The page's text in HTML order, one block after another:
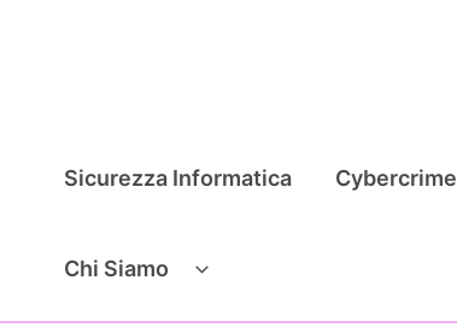
Sicurezza Informatica Cybercrime
Chi Siamo